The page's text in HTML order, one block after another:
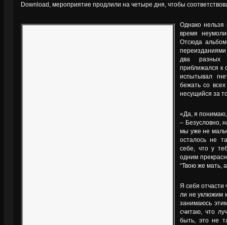
Download, мероприятие продлили на четыре дня, чтобы
Однако нельзя
время
Отсюда
переизданиями
два разных
приближался к
испытывал
бежать со
несущийся за
«Да, я понимаю,
– Безусловно,
мы уже не
осталось не
себе, что у
одним
“Твою же мать,
Я себя отчасти
ли не уклюжим
занимаюсь
считаю, что
быть, это не